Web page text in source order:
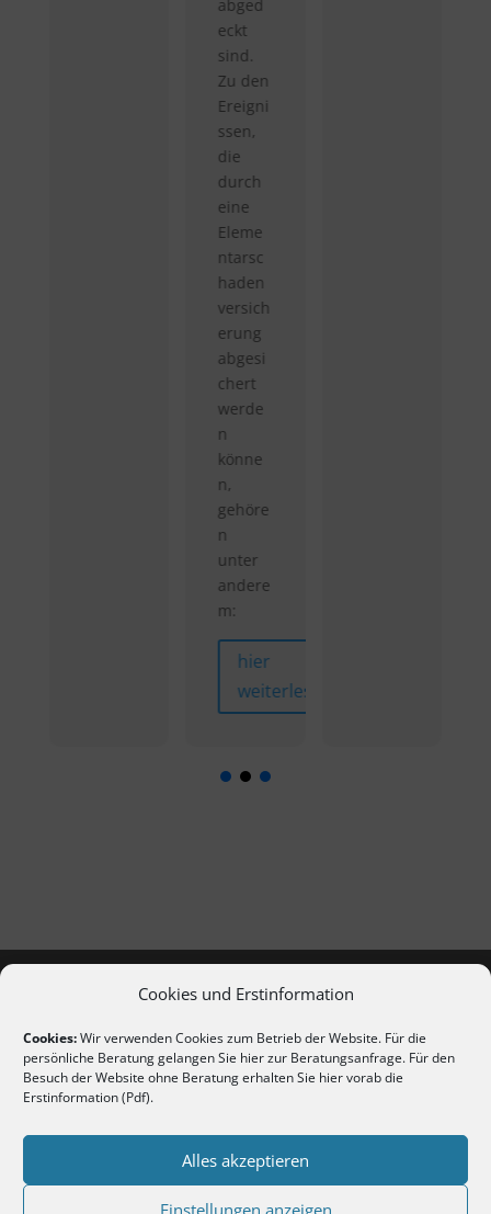
Cookies und Erstinformation
Cookies:Wir verwenden Cookies zum Betrieb der Website. Für die
persönliche Beratung gelangen Sie hierzur Beratungsanfrage. Für den
Besuch der Website ohne Beratung erhalten Sie hier vorab die
Erstinformation (Pdf).
Alles akzeptieren
Einstellungen anzeigen
abged
eckt
sind.
Zu den
Ereigni
ssen,
die
durch
eine
Eleme
ntarsc
haden
versich
erung
abgesi
chert
werde
n
könne
n,
gehöre
n
unter
andere
m:
hier
weiterlesen
Copyright 2020-2026 | Alle Rechte vorbehalten
Erstinformation nach §15 VersVermV (als PDF
anzeigen / herunterladen)